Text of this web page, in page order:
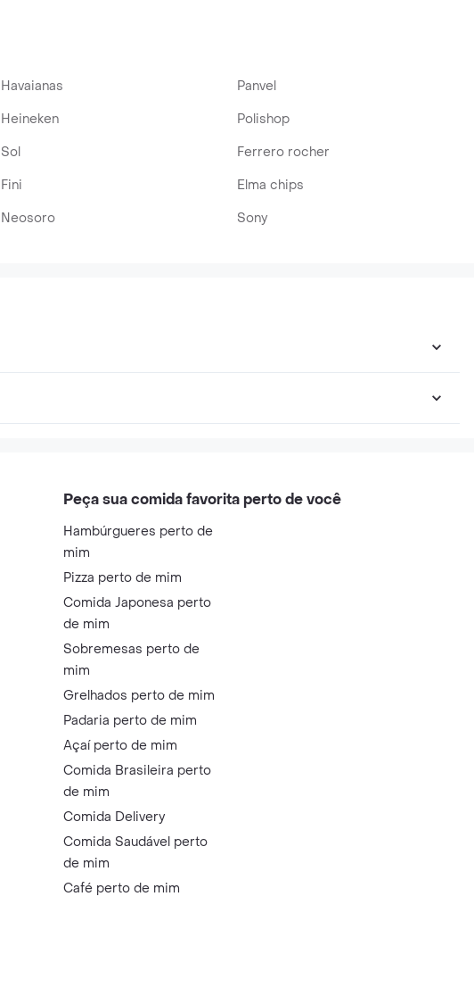
Havaianas
Panvel
Heineken
Polishop
Sol
Ferrero rocher
Fini
Elma chips
Neosoro Sony
Peça sua comida favorita perto de você
Hambúrgueres perto de
mim
Pizza perto de mim
Comida Japonesa perto
de mim
Sobremesas perto de
mim
Grelhados perto de mim
Padaria perto de mim
Açaí perto de mim
Comida Brasileira perto
de mim
Comida Delivery
Comida Saudável perto
de mim
Café perto de mim